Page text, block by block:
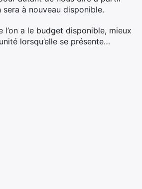
à nouveau disponible.
l’on a le budget disponible, mieux
lorsqu’elle se présente…